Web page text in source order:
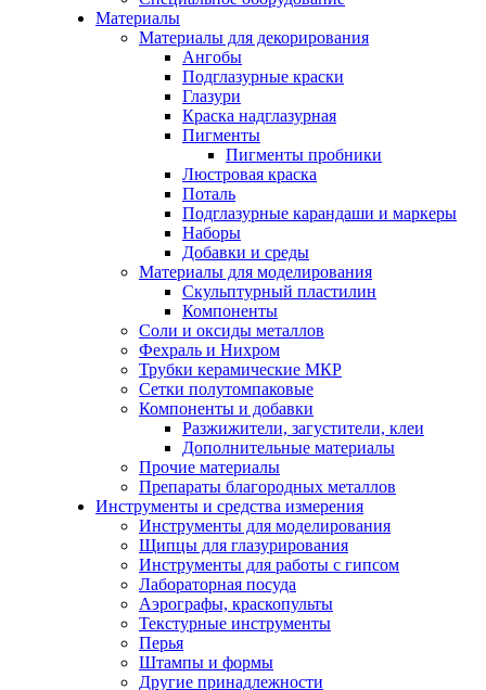
Материалы
Материалы для декорирования
Ангобы
Подглазурные краски
Глазури
Краска надглазурная
Пигменты
Пигменты пробники
Люстровая краска
Поталь
Подглазурные карандаши и маркеры
Наборы
Добавки и среды
Материалы для моделирования
Скульптурный пластилин
Компоненты
Соли и оксиды металлов
Фехраль и Нихром
Трубки керамические МКР
Сетки полутомпаковые
Компоненты и добавки
Разжижители, загустители, клеи
Дополнительные материалы
Прочие материалы
Препараты благородных металлов
Инструменты и средства измерения
Инструменты для моделирования
Щипцы для глазурирования
Инструменты для работы с гипсом
Лабораторная посуда
Аэрографы, краскопульты
Текстурные инструменты
Перья
Штампы и формы
Другие принадлежности